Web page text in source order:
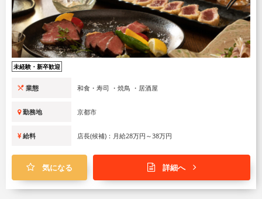
未経験・新卒歓迎
業態 和食・寿司 ・焼鳥 ・居酒屋
勤務地 京都市
給料 店長(候補)：月給28万円～38万円
気になる 詳細へ